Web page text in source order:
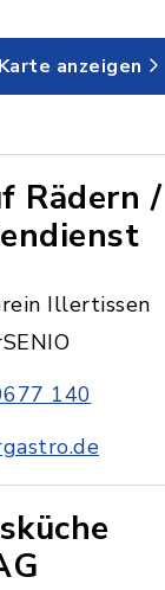
anzeigen
Rädern /
Illertissen
140